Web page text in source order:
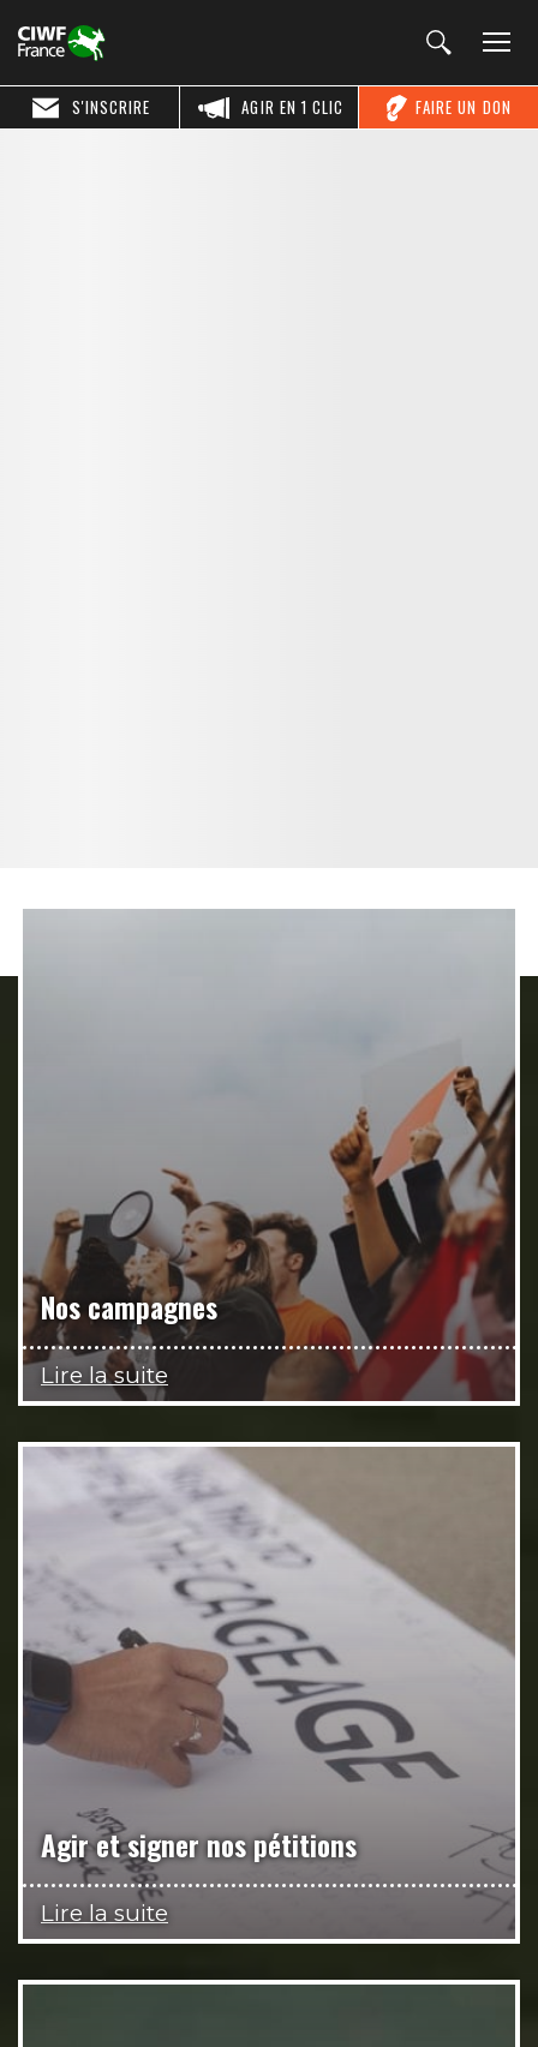
FAIRE UN DON
AGIR EN 1 CLIC
S'INSCRIRE
Nos campagnes
Lire la suite
Agir et signer nos pétitions
Lire la suite